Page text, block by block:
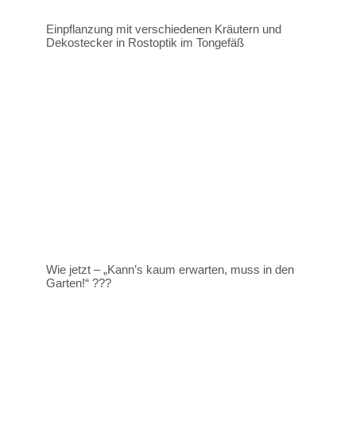
Einpflanzung mit verschiedenen Kräutern und
Dekostecker in Rostoptik im Tongefäß
Wie jetzt – „Kann’s kaum erwarten, muss in den
Garten!“ ???